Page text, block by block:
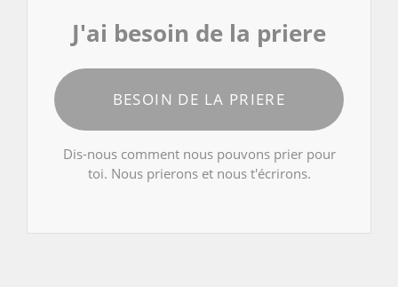
J'ai besoin de la priere
BESOIN DE LA PRIERE
Dis-nous comment nous pouvons prier pour
toi. Nous prierons et nous t'écrirons.